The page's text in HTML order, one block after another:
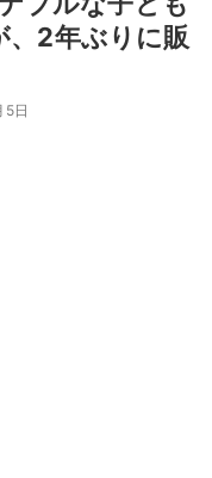
、2年ぶりに販
5日